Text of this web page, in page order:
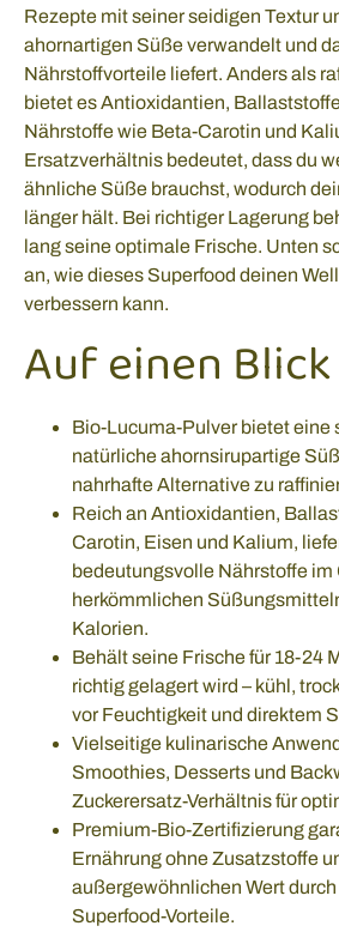
Rezepte mit seiner seidigen Textur
ahornartigen Süße verwandelt und
Nährstoffvorteile liefert. Anders als
bietet es Antioxidantien,
Nährstoffe wie Beta-Carotin und
Ersatzverhältnis bedeutet, dass du
ähnliche Süße brauchst, wodurch
länger hält. Bei richtiger Lagerung
lang seine optimale Frische. Unten
an, wie dieses Superfood deinen
verbessern kann.
Auf einen Blick
Bio-Lucuma-Pulver bietet eine
natürliche ahornsirupartige
nahrhafte Alternative zu
Reich an Antioxidantien,
Carotin, Eisen und Kalium,
bedeutungsvolle Nährstoffe im
herkömmlichen
Kalorien.
Behält seine Frische für 18-24
richtig gelagert wird – kühl,
vor Feuchtigkeit und direktem
Vielseitige kulinarische
Smoothies, Desserts und
Zuckerersatz-Verhältnis für
Premium-Bio-Zertifizierung
Ernährung ohne Zusatzstoffe
außergewöhnlichen Wert
Superfood-Vorteile.